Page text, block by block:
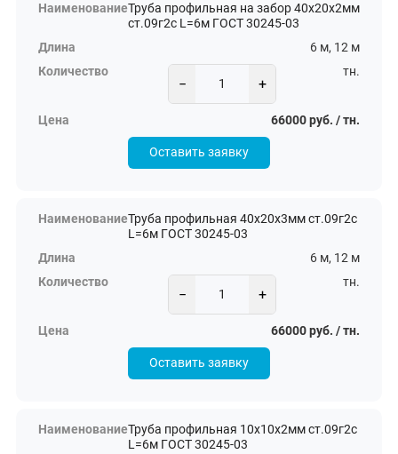
Труба профильная на забор 40х20х2мм
ст.09г2с L=6м ГОСТ 30245-03
6 м, 12 м
− +
тн.
66000 руб. / тн.
Оставить заявку
Труба профильная 40х20х3мм ст.09г2с
L=6м ГОСТ 30245-03
6 м, 12 м
− +
тн.
66000 руб. / тн.
Оставить заявку
Труба профильная 10х10х2мм ст.09г2с
L=6м ГОСТ 30245-03